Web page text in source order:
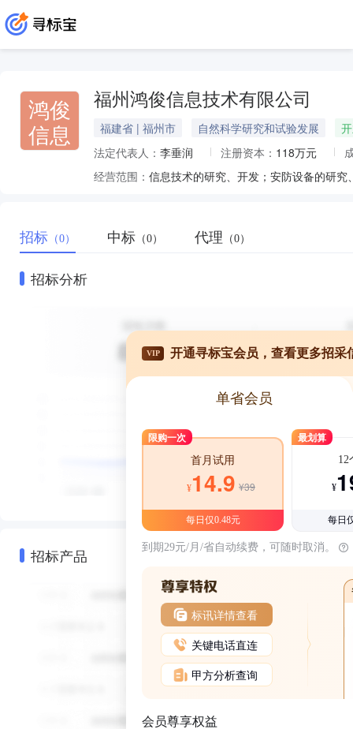
鸿俊
信息
福州鸿俊信息技术有限公司
福建省 | 福州市 自然科学研究和试验发展
法定代表人： 李垂润 注册资本： 118万元
经营范围：
招标 （0） 中标 （0） 代理 （0）
招标分析
招标产品
VIP 开通寻标宝会员，查看更多招采
单省会员
限购一次
首月试用
¥14.9 ¥39
每日仅0.48元
最划算
12
¥
每日
到期29元/月/省自动续费，可随时取消。
标讯详情查看
关键电话直连
甲方分析查询
会员尊享权益